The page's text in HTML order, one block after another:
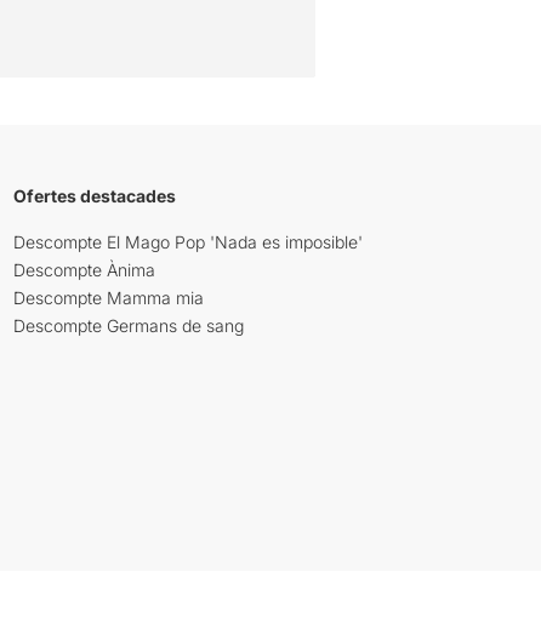
Ofertes destacades
Descompte El Mago Pop 'Nada es imposible'
Descompte Ànima
Descompte Mamma mia
Descompte Germans de sang